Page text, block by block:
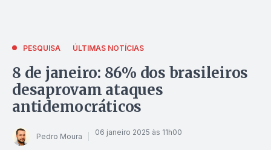
PESQUISA ÚLTIMAS NOTÍCIAS
8 de janeiro: 86% dos brasileiros
desaprovam ataques
antidemocráticos
Pedro Moura 06 janeiro 2025 às 11h00